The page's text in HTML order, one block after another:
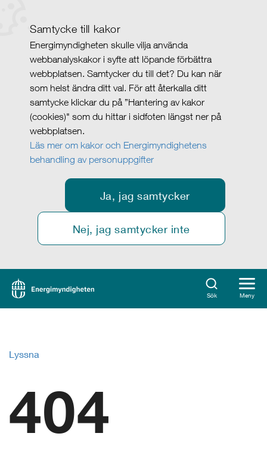
Samtycke till kakor
Energimyndigheten skulle vilja använda
webbanalyskakor i syfte att löpande förbättra
webbplatsen. Samtycker du till det? Du kan när
som helst ändra ditt val. För att återkalla ditt
samtycke klickar du på ”Hantering av kakor
(cookies)" som du hittar i sidfoten längst ner på
webbplatsen.
Läs mer om kakor och Energimyndighetens
behandling av personuppgifter
Ja, jag samtycker
Nej, jag samtycker inte
Sök Meny
Lyssna
404